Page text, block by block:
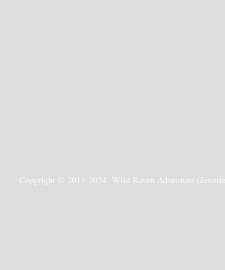
Copyright © 2013-2024 Wild Raven Adventure